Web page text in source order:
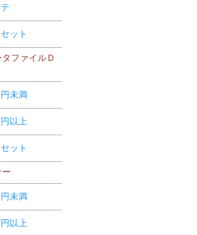
ット
ファイルＤ
円未満
円以上
ット
ー
円未満
円以上